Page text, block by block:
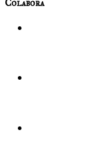
Colabora